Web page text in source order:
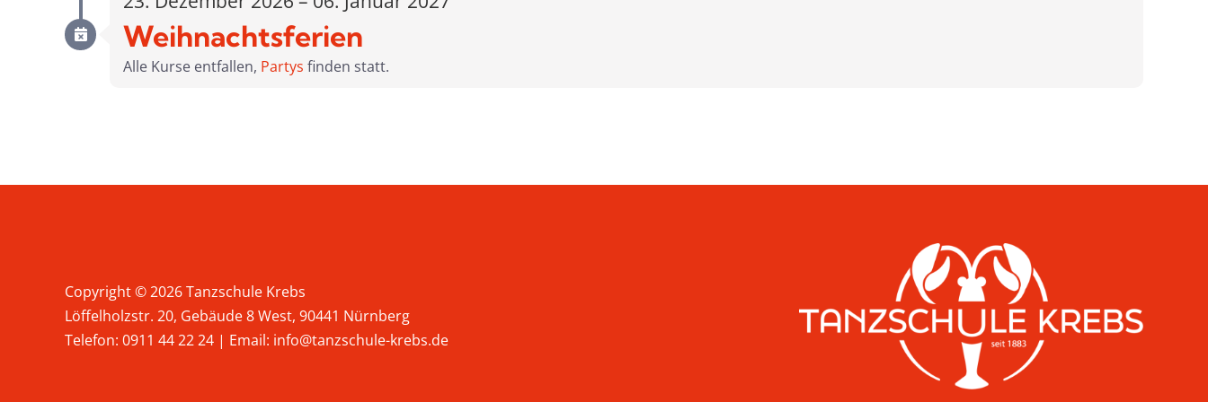
Weihnachtsferien
Alle Kurse entfallen, Partys finden statt.
Copyright © 2026 Tanzschule Krebs
Löffelholzstr. 20, Gebäude 8 West, 90441 Nürnberg
Telefon: 0911 44 22 24 | Email: info@tanzschule-krebs.de